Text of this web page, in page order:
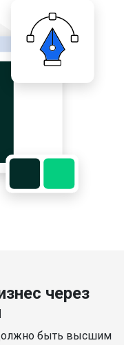
через
быть высшим